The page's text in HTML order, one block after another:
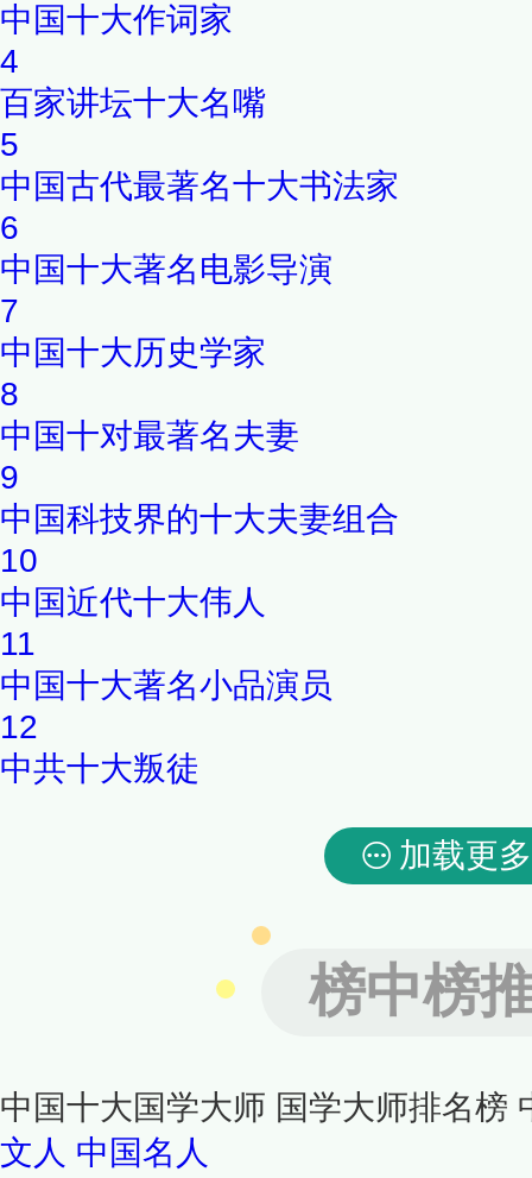
中国十大作词家
4
百家讲坛十大名嘴
5
中国古代最著名十大书法家
6
中国十大著名电影导演
7
中国十大历史学家
8
中国十对最著名夫妻
9
中国科技界的十大夫妻组合
10
中国近代十大伟人
11
中国十大著名小品演员
12
中共十大叛徒
加载更多
榜中榜
中国十大国学大师 国学大师排名榜
文人 中国名人